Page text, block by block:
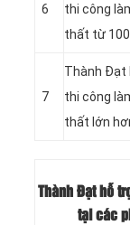
6
thi công
thất từ
7
Thành Đạt
thi công
thất lớn
Thành Đạt hỗ
tại các